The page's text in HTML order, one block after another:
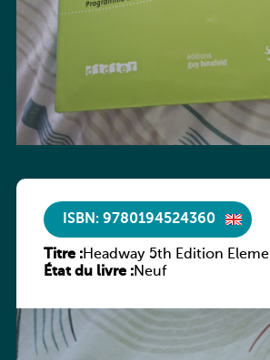
ISBN: 9780194524360
Titre :Headway 5th Edition
and Literature Companion
État du livre :Neuf